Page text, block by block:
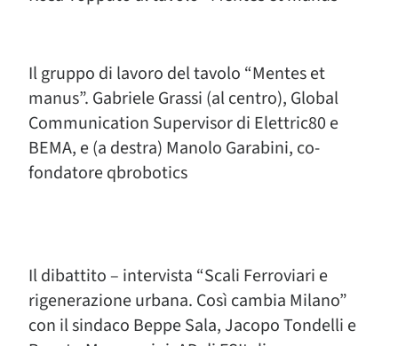
Il gruppo di lavoro del tavolo “Mentes et
manus”. Gabriele Grassi (al centro), Global
Communication Supervisor di Elettric80 e
BEMA, e (a destra) Manolo Garabini, co-
fondatore qbrobotics
Il dibattito – intervista “Scali Ferroviari e
rigenerazione urbana. Così cambia Milano”
con il sindaco Beppe Sala, Jacopo Tondelli e